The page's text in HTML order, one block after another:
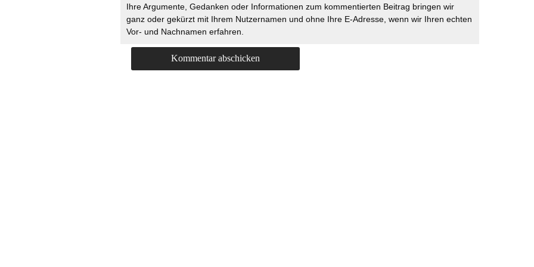
Ihre Argumente, Gedanken oder Informationen zum kommentierten Beitrag bringen wir
ganz oder gekürzt mit Ihrem Nutzernamen und ohne Ihre E-Adresse, wenn wir Ihren echten
Vor- und Nachnamen erfahren.